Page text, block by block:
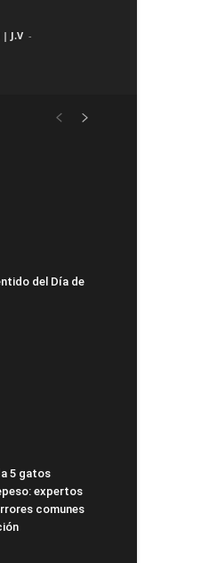
J.V -
del Día de
5 gatos
expertos
comunes